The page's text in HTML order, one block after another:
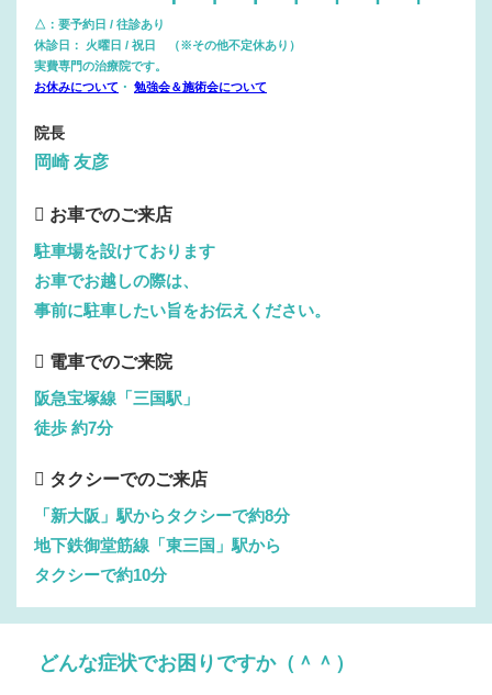
△：要予約日 / 往診あり
休診日： 火曜日 / 祝日 （※その他不定休あり）
実費専門の治療院です。
お休みについて ・ 勉強会＆施術会について
院長
岡崎 友彦
お車でのご来店
駐車場を設けております
お車でお越しの際は、
事前に駐車したい旨をお伝えください。
電車でのご来院
阪急宝塚線「三国駅」
徒歩 約7分
タクシーでのご来店
「新大阪」駅からタクシーで約8分
地下鉄御堂筋線「東三国」駅から
タクシーで約10分
どんな症状でお困りですか（＾＾）